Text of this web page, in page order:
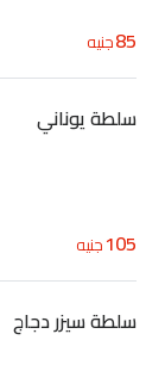
85جنيه
سلطة يوناني
105جنيه
سلطة سيزر دجاج